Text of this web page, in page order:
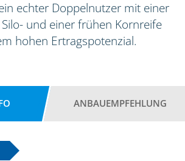
echter Doppelnutzer mit einer
und einer frühen Kornreife
hohen Ertragspotenzial.
ANBAUEMPFEHLUNG